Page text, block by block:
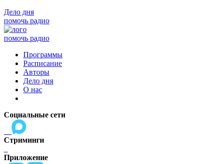
Дело дня
помочь радио
помочь радио
Программы
Расписание
Авторы
Дело дня
О нас
Социальные сети
Стриминги
Приложение